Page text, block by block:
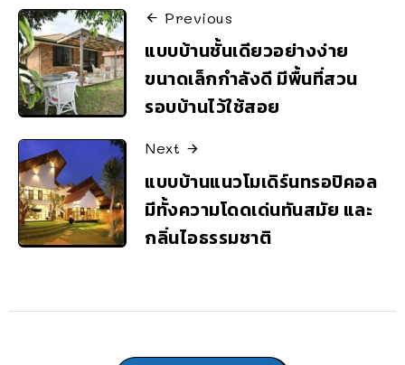
Previous
แบบบ้านชั้นเดียวอย่างง่าย
ขนาดเล็กกำลังดี มีพื้นที่สวน
รอบบ้านไว้ใช้สอย
Next
แบบบ้านแนวโมเดิร์นทรอปิคอล
มีทั้งความโดดเด่นทันสมัย และ
กลิ่นไอธรรมชาติ